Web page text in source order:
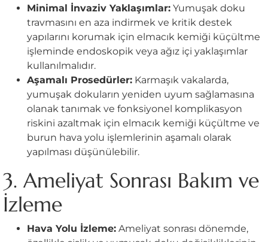
Minimal İnvaziv Yaklaşımlar: Yumuşak doku
travmasını en aza indirmek ve kritik destek
yapılarını korumak için elmacık kemiği küçültme
işleminde endoskopik veya ağız içi yaklaşımlar
kullanılmalıdır.
Aşamalı Prosedürler: Karmaşık vakalarda,
yumuşak dokuların yeniden uyum sağlamasına
olanak tanımak ve fonksiyonel komplikasyon
riskini azaltmak için elmacık kemiği küçültme ve
burun hava yolu işlemlerinin aşamalı olarak
yapılması düşünülebilir.
3. Ameliyat Sonrası Bakım ve
İzleme
Hava Yolu İzleme: Ameliyat sonrası dönemde,